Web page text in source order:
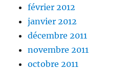
février 2012
janvier 2012
décembre 2011
novembre 2011
octobre 2011